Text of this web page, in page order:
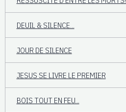
DEUIL & SILENCE...
JOUR DE SILENCE
JESUS SE LIVRE LE PREMIER
BOIS TOUT EN FEU...